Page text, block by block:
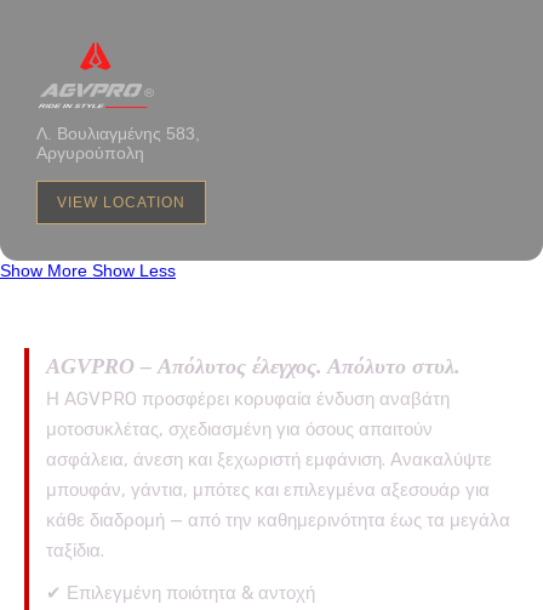
Λ. Βουλιαγμένης 583,
Αργυρούπολη
VIEW LOCATION
Show More Show Less
AGVPRO – Απόλυτος έλεγχος. Απόλυτο στυλ.
Η AGVPRO προσφέρει κορυφαία ένδυση αναβάτη
μοτοσυκλέτας, σχεδιασμένη για όσους απαιτούν
ασφάλεια, άνεση και ξεχωριστή εμφάνιση. Ανακαλύψτε
μπουφάν, γάντια, μπότες και επιλεγμένα αξεσουάρ για
κάθε διαδρομή — από την καθημερινότητα έως τα μεγάλα
ταξίδια.
✔ Επιλεγμένη ποιότητα & αντοχή